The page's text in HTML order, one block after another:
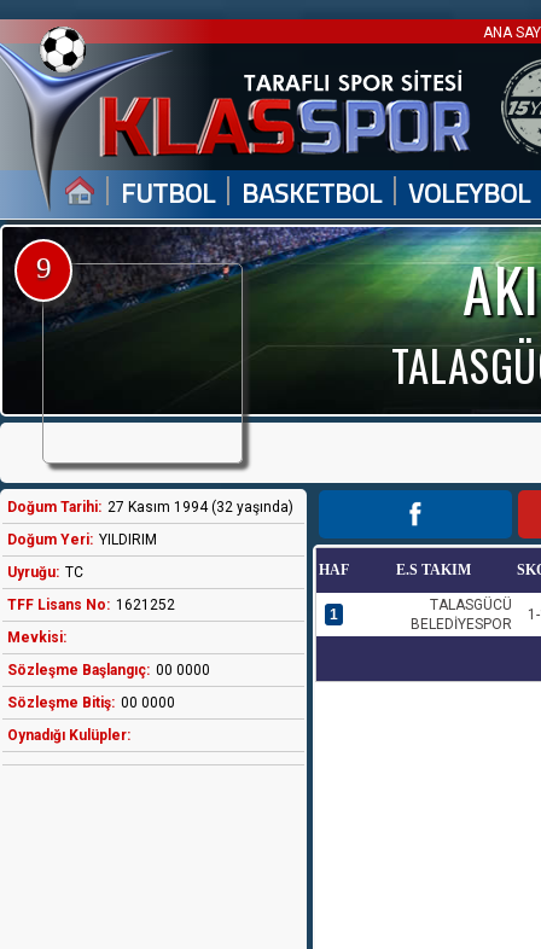
ANA
| FUTBOL | BASKETBOL | VOLEYBOL
9
Doğum Tarihi: 27 Kasım 1994 (32 yaşında)
Doğum Yeri: YILDIRIM
Uyruğu: TC
TFF Lisans No: 1621252
Mevkisi:
Sözleşme Başlangıç: 00 0000
Sözleşme Bitiş: 00 0000
Oynadığı Kulüpler:
HAF E.S TAKIM
1
TALASGÜCÜ
BELEDİYESPOR